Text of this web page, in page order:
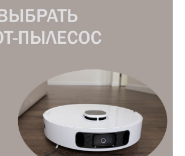
любого банка
товар
способом